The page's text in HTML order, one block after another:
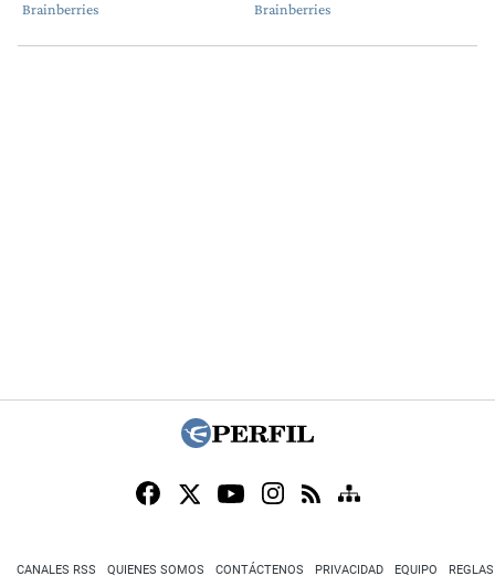
CANALES RSS QUIENES SOMOS CONTÁCTENOS PRIVACIDAD EQUIPO